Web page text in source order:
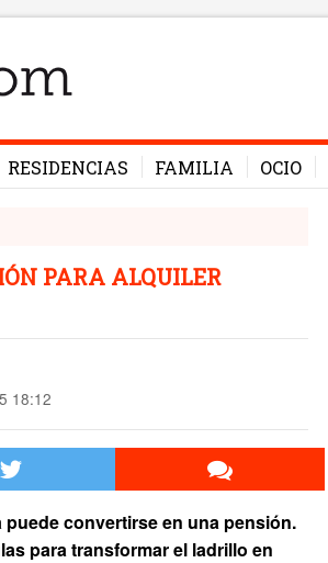
RESIDENCIAS FAMILIA OCIO
PARA ALQUILER
18:12
convertirse en una pensión.
para transformar el ladrillo en